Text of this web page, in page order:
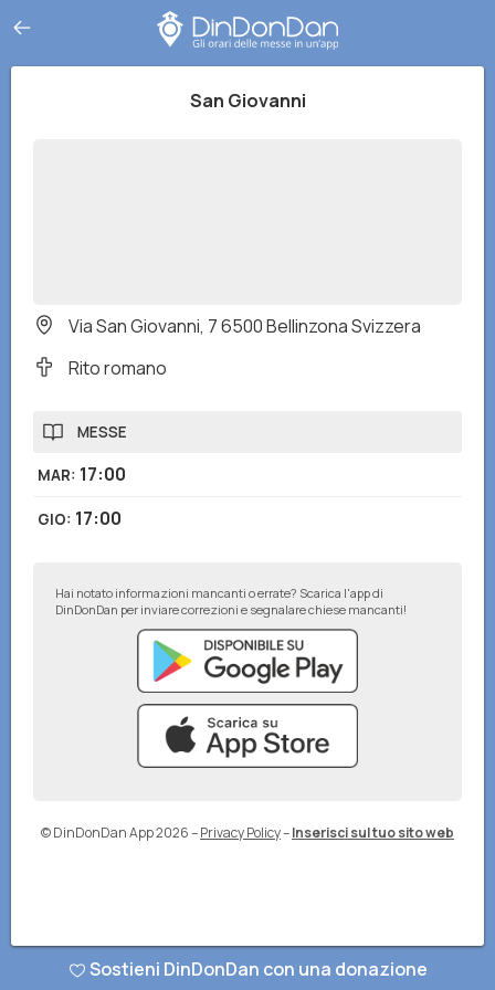
San Giovanni
Via San Giovanni, 7 6500 Bellinzona Svizzera
Rito romano
MESSE
MAR: 17:00
GIO: 17:00
Hai notato informazioni mancanti o errate? Scarica l'app di
DinDonDan per inviare correzioni e segnalare chiese mancanti!
© DinDonDan App 2026–Privacy Policy–Inserisci sul tuo sito web
Sostieni DinDonDan con una donazione